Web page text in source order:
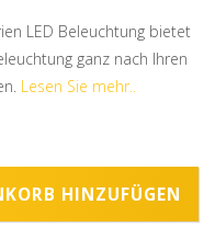
LED Beleuchtung bietet
ganz nach Ihren
Lesen Sie mehr..
HINZUFÜGEN